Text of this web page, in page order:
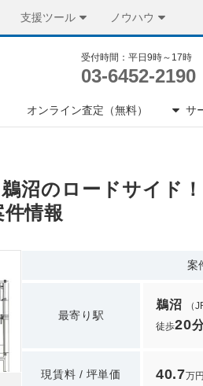
支援ツール ノウハウ
受付時間：平日9時～17時
03-6452-2190
オンライン査定（無料） サ
沼のロードサイド
情報
案
最寄り駅
鵜沼
（
徒歩20
現賃料 / 坪単価 40.7万円